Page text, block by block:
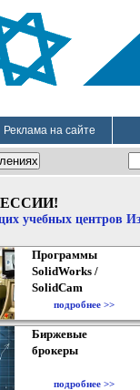
Реклама на сайте
учебных центров
Программы
SolidWorks /
SolidCam
подробнее >>
Биржевые
брокеры
подробнее >>